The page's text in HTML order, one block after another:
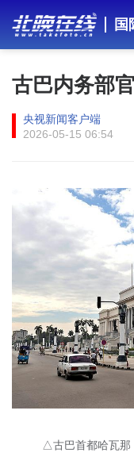
国
古巴内务部
央视新闻客户端
2026-05-15 06:54
△古巴首都哈瓦那